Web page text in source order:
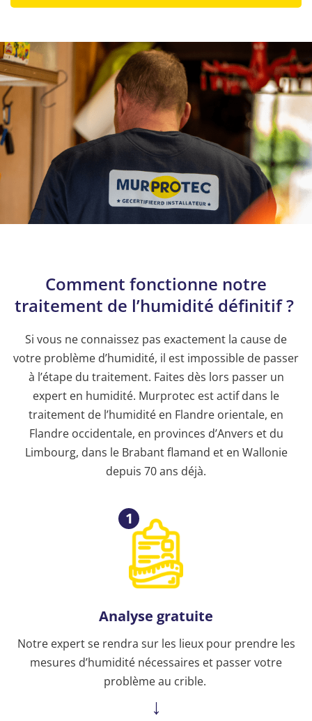
Comment fonctionne notre
traitement de l’humidité définitif ?
Si vous ne connaissez pas exactement la cause de
votre problème d’humidité, il est impossible de passer
à l’étape du traitement. Faites dès lors passer un
expert en humidité. Murprotec est actif dans le
traitement de l’humidité en Flandre orientale, en
Flandre occidentale, en provinces d’Anvers et du
Limbourg, dans le Brabant flamand et en Wallonie
depuis 70 ans déjà.
1
Analyse gratuite
Notre expert se rendra sur les lieux pour prendre les
mesures d’humidité nécessaires et passer votre
problème au crible.